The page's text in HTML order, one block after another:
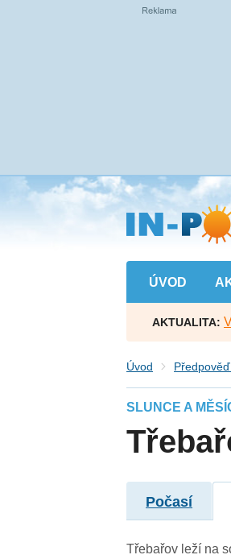
Přejít
na
hlavní
obsah
ÚVOD
AKTUALITA:
Úvod
SLUNCE A
Počasí
Třebařov leží na